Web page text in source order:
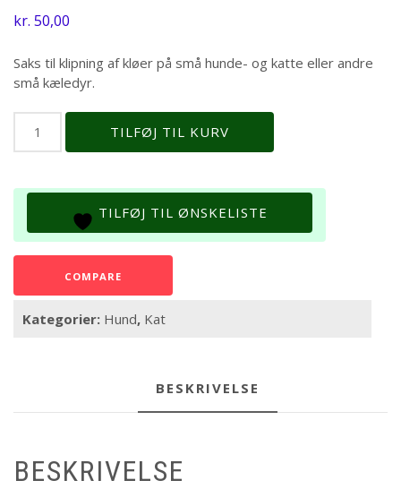
kr. 50,00
Saks til klipning af kløer på små hunde- og katte eller andre
små kæledyr.
cm
TILFØJ TIL KURV
TILFØJ TIL ØNSKELISTE
COMPARE
Kategorier: Hund, Kat
BESKRIVELSE
BESKRIVELSE